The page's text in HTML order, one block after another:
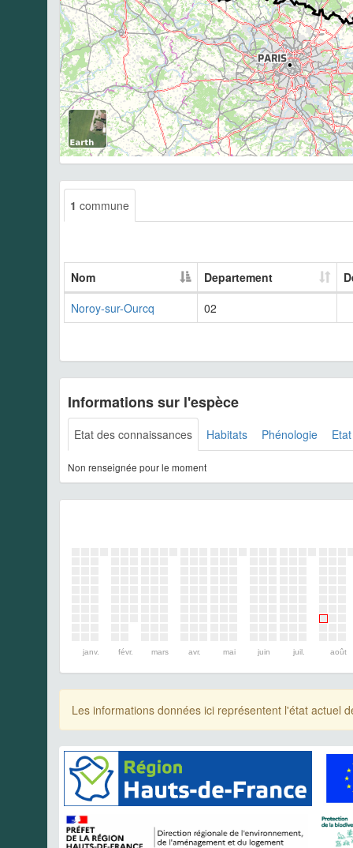
1 commune
Nom Departement
Noroy-sur-Ourcq
02
Informations sur l'espèce
Etat des connaissances Habitats Phénologie
Non renseignée pour le moment
janv. févr. mars avr. mai juin juil. août
Les informations données ici représentent l'état actuel